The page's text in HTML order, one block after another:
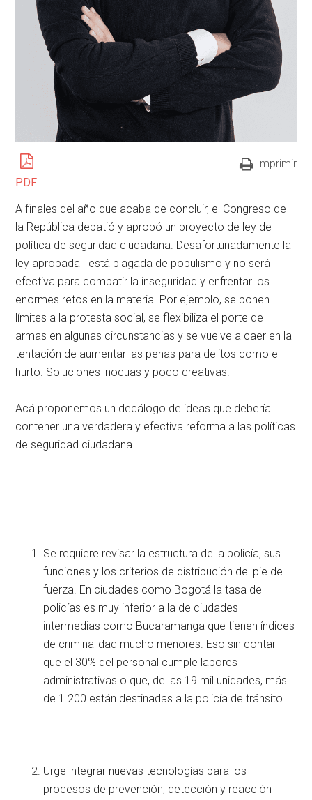
PDF
Imprimir
A finales del año que acaba de concluir, el Congreso de
la República debatió y aprobó un proyecto de ley de
política de seguridad ciudadana. Desafortunadamente la
ley aprobada está plagada de populismo y no será
efectiva para combatir la inseguridad y enfrentar los
enormes retos en la materia. Por ejemplo, se ponen
límites a la protesta social, se flexibiliza el porte de
armas en algunas circunstancias y se vuelve a caer en la
tentación de aumentar las penas para delitos como el
hurto. Soluciones inocuas y poco creativas.
Acá proponemos un decálogo de ideas que debería
contener una verdadera y efectiva reforma a las políticas
de seguridad ciudadana.
Se requiere revisar la estructura de la policía, sus
funciones y los criterios de distribución del pie de
fuerza. En ciudades como Bogotá la tasa de
policías es muy inferior a la de ciudades
intermedias como Bucaramanga que tienen índices
de criminalidad mucho menores. Eso sin contar
que el 30% del personal cumple labores
administrativas o que, de las 19 mil unidades, más
de 1.200 están destinadas a la policía de tránsito.
Urge integrar nuevas tecnologías para los
procesos de prevención, detección y reacción